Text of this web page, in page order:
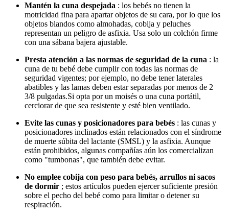
Mantén la cuna despejada : los bebés no tienen la
motricidad fina para apartar objetos de su cara, por lo que los
objetos blandos como almohadas, cobija y peluches
representan un peligro de asfixia. Usa solo un colchón firme
con una sábana bajera ajustable.
Presta atención a las normas de seguridad de la cuna : la
cuna de tu bebé debe cumplir con todas las normas de
seguridad vigentes; por ejemplo, no debe tener laterales
abatibles y las lamas deben estar separadas por menos de 2
3/8 pulgadas.Si opta por un moisés o una cuna portátil,
cerciorar de que sea resistente y esté bien ventilado.
Evite las cunas y posicionadores para bebés : las cunas y
posicionadores inclinados están relacionados con el síndrome
de muerte súbita del lactante (SMSL) y la asfixia. Aunque
están prohibidos, algunas compañías aún los comercializan
como "tumbonas", que también debe evitar.
No emplee cobija con peso para bebés, arrullos ni sacos
de dormir ; estos artículos pueden ejercer suficiente presión
sobre el pecho del bebé como para limitar o detener su
respiración.